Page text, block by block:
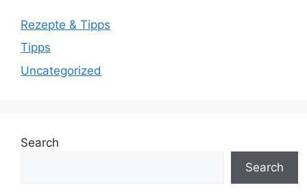
Rezepte & Tipps
Tipps
Uncategorized
Search
Search